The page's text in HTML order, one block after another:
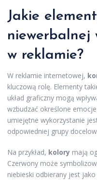
Jakie
niewerbalnej
w reklamie?
W reklamie internetowej,
kluczową rolę. Elementy
układ graficzny mogą
wzbudzać określone
umiejętne wykorzystanie
odpowiedniej grupy
Na przykład, kolory mają
Czerwony może
niebieski odbierany jest